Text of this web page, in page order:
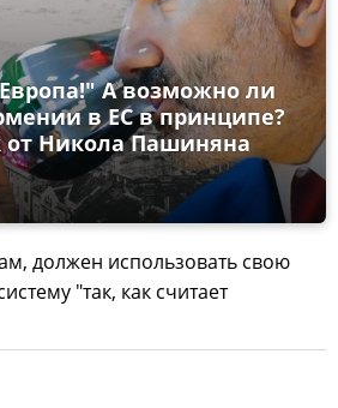
А возможно ли
в ЕС в принципе?
от Никола Пашиняна
должен использовать свою
"так, как считает